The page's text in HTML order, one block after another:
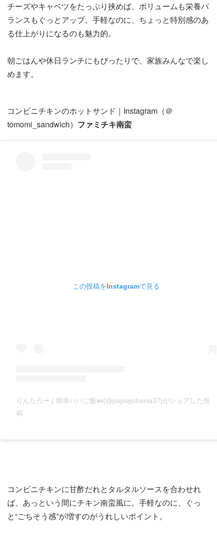
チーズやキャベツをたっぷり挟めば、ボリュームも栄養バ
ランスもぐっとアップ。手軽なのに、ちょっと特別感のあ
る仕上がりになるのも魅力的。
朝ごはんや休日ランチにもぴったりで、家族みんなで楽し
めます。
コンビニチキンのホットサンド｜Instagram（＠
tomomi_sandwich） ファミチキ南蛮
この投稿をInstagramで見る
りんたろー | 簡単パパご飯🍛(@papagohania37)がシェアした投
稿
コンビニチキンに甘酢だれとタルタルソースを合わせれ
ば、あっという間にチキン南蛮風に。手軽なのに、ぐっ
と“ごちそう感”が増すのがうれしいポイント。